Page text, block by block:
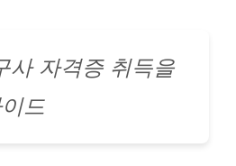
사 자격증 취득을
드